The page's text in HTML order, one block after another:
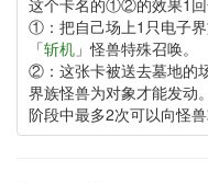
①：把自己场上1只电子
「斩机」怪兽特殊召唤。
②：这张卡被送去墓地的
界族怪兽为对象才能发动
阶段中最多2次可以向怪兽